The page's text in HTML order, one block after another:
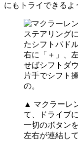
にもトライできるよ
▲ マクラーレ
て、ドライブ
一切のボタン
左右が連結し